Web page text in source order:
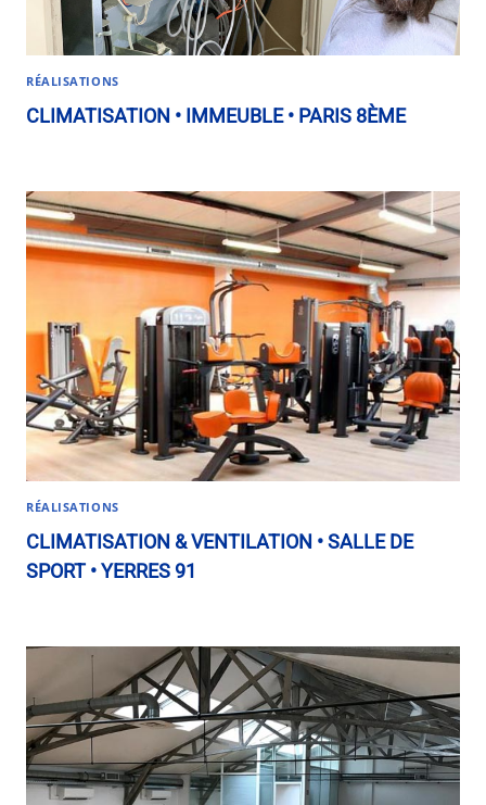
RÉALISATIONS
CLIMATISATION • IMMEUBLE • PARIS 8ÈME
RÉALISATIONS
CLIMATISATION & VENTILATION • SALLE DE
SPORT • YERRES 91